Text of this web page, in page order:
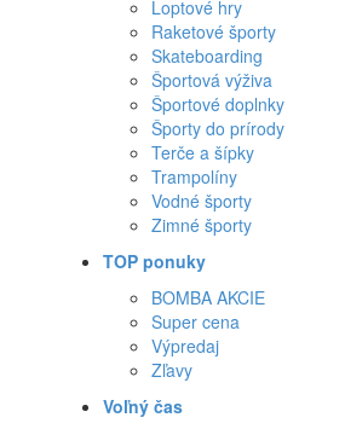
Loptové hry
Raketové športy
Skateboarding
Športová výživa
Športové doplnky
Športy do prírody
Terče a šípky
Trampolíny
Vodné športy
Zimné športy
TOP ponuky
BOMBA AKCIE
Super cena
Výpredaj
Zľavy
Voľný čas